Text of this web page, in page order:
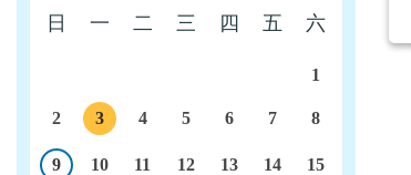
日 一 二 三 四 五 六
1
2
3
4 5 6 7 8
9
10 11 12 13 14 15